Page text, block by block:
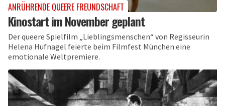
ANRÜHRENDE QUEERE FREUNDSCHAFT
Kinostart im November geplant
Der queere Spielfilm „Lieblingsmenschen“ von Regisseurin
Helena Hufnagel feierte beim Filmfest München eine
emotionale Weltpremiere.